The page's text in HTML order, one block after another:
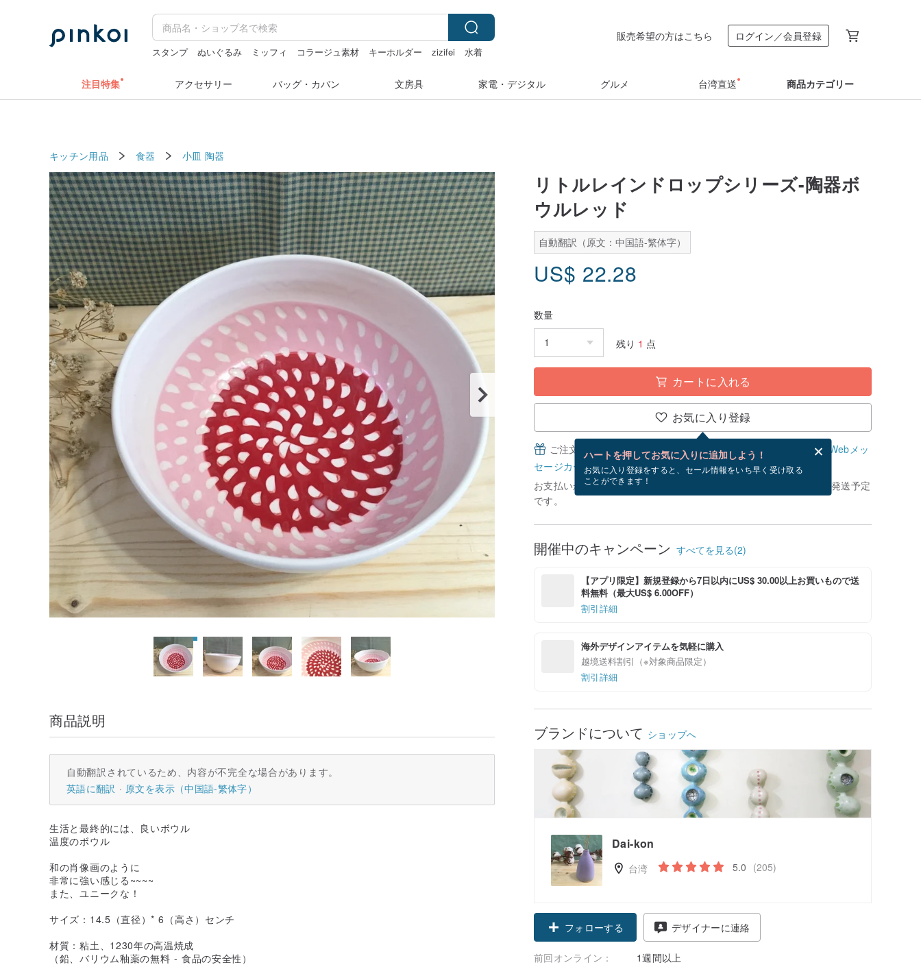
スタンプ ぬいぐるみ ミッフィ コラージュ素材 キーホルダー zizifei
水着
販売希望の方はこちら ログイン／会員登録
注目特集 アクセサリー バッグ・カバン 文房具 家電・デジタル グルメ 台湾直送 商品カテゴリー
キッチン用品 食器 小皿 陶器
リトルレインドロップシリーズ-陶器ボ
ウルレッド
自動翻訳（原文：中国語-繁体字）
US$ 22.28
数量
残り 1 点
カートに入れる
お気に入り登録
ハートを押してお気に入りに追加しよう！
お気に入り登録をすると、セール情報をいち早く受け取る
ことができます！
ご注文完了後、無料でWebメッセージカードを作成できます。
Webメッ
セージカードとは？
お支払いが確認できてから、ショップの休日を除く 2 営業日以内に発送予定
です。
開催中のキャンペーン すべてを見る(2)
【アプリ限定】新規登録から7日以内にUS$ 30.00以上お買いもので送
料無料（最大US$ 6.00OFF）
割引詳細
海外デザインアイテムを気軽に購入
越境送料割引（※対象商品限定）
割引詳細
ブランドについて ショップへ
Dai-kon
台湾 5.0 (205)
フォローする デザイナーに連絡
前回オンライン：
1週間以上
商品説明
自動翻訳されているため、内容が不完全な場合があります。
英語に翻訳
原文を表示（中国語-繁体字）
生活と最終的には、良いボウル
温度のボウル
和の肖像画のように
非常に強い感じる~~~~
また、ユニークな！
サイズ：14.5（直径）* 6（高さ）センチ
材質：粘土、1230年の高温焼成
（鉛、バリウム釉薬の無料 - 食品の安全性）